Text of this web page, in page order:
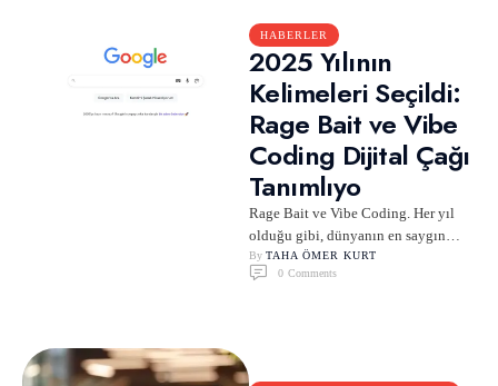
HABERLER
2025 Yılının
Kelimeleri Seçildi:
Rage Bait ve Vibe
Coding Dijital Çağı
Tanımlıyo
Rage Bait ve Vibe Coding. Her yıl
olduğu gibi, dünyanın en saygın
sözlük kurumları olan Oxford
University Press …
By TAHA ÖMER KURT
0 Comments